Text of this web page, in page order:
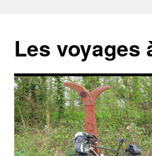
contenu
Les voyages